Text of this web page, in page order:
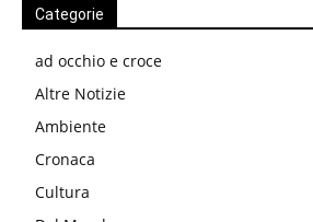
Categorie
ad occhio e croce
Altre Notizie
Ambiente
Cronaca
Cultura